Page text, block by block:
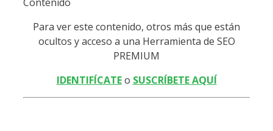
Para ver este contenido, otros más que están
ocultos y acceso a una Herramienta de SEO
PREMIUM
IDENTIFÍCATEo SUSCRÍBETE AQUÍ